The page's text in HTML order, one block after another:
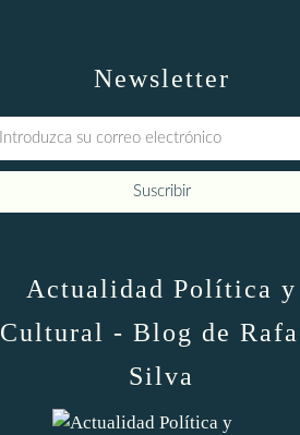
Newsletter
Actualidad Política y
Cultural - Blog de
Silva